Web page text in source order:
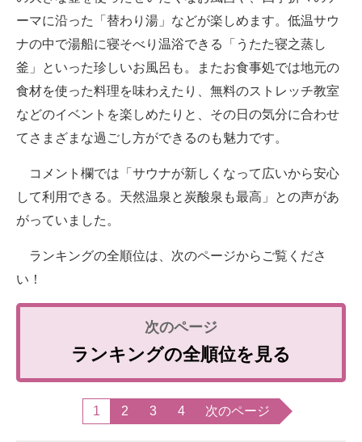
ーマに沿った「替わり湯」などが楽しめます。低温サウ
ナの中で湯船に寝そべり温浴できる「うたた寝之蒸し
釜」といった珍しいお風呂も。またお食事処では地元の
食材を使った料理を味わえたり、無料のストレッチ教室
などのイベントを楽しめたりと、その日の気分に合わせ
てさまざまな過ごし方ができるのも魅力です。
コメント欄では「サウナが新しくなって広いから安心
して利用できる。天然温泉と炭酸泉も最高」との声があ
がっていました。
ランキングの全順位は、次のページからご覧くださ
い！
ランキングの全順位を見る
1 2 3 4 次のページ